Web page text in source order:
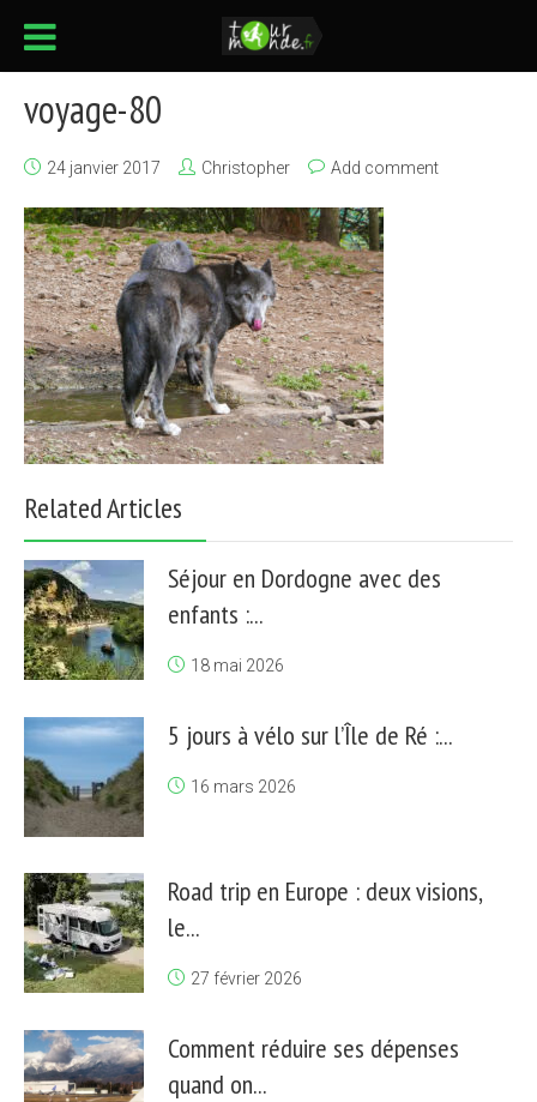
voyage-80
24 janvier 2017 Christopher Add comment
Related Articles
Séjour en Dordogne avec des
enfants :...
18 mai 2026
5 jours à vélo sur l’Île de Ré :...
16 mars 2026
Road trip en Europe : deux visions,
le...
27 février 2026
Comment réduire ses dépenses
quand on...